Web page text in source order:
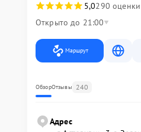
5,0290 оценки
Открыто до 21:00
Маршрут
ОбзорОтзывы 240
Адрес